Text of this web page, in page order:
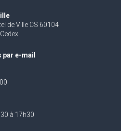
de Ville CS 60104
e-mail
à 17h30